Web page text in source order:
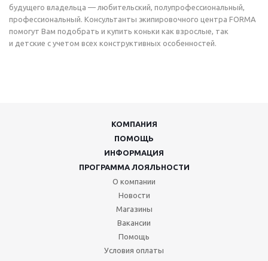
будущего владельца — любительский, полупрофессиональный,
профессиональный. Консультанты экипировочного центра FORMA
помогут Вам подобрать и купить коньки как взрослые, так
и детские с учетом всех конструктивных особенностей.
КОМПАНИЯ
ПОМОЩЬ
ИНФОРМАЦИЯ
ПРОГРАММА ЛОЯЛЬНОСТИ
О компании
Новости
Магазины
Вакансии
Помощь
Условия оплаты